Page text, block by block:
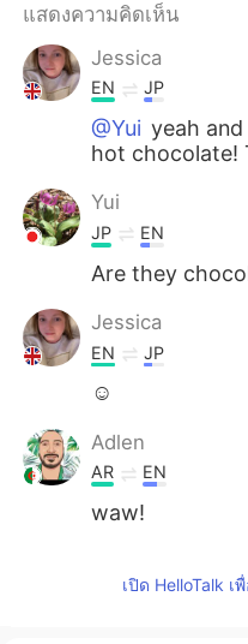
Türkçe
Português
แสดงความคิดเห็น
Jessica
EN JP
@Yui yeah
hot chocolate!
Yui
JP EN
Are they
Jessica
EN JP
☺️
Adlen
AR EN
waw!
เปิด HelloTalk